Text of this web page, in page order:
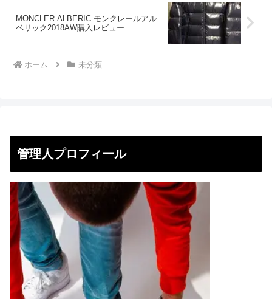
MONCLER ALBERIC モンクレールアル
ベリック2018AW購入レビュー
ホーム 未分類
管理人プロフィール